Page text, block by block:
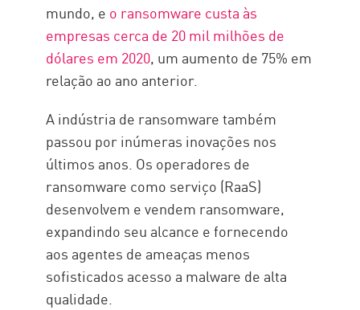
mundo, e o ransomware custa às
empresas cerca de 20 mil milhões de
dólares em 2020, um aumento de 75% em
relação ao ano anterior.
A indústria de ransomware também
passou por inúmeras inovações nos
últimos anos. Os operadores de
ransomware como serviço (RaaS)
desenvolvem e vendem ransomware,
expandindo seu alcance e fornecendo
aos agentes de ameaças menos
sofisticados acesso a malware de alta
qualidade.